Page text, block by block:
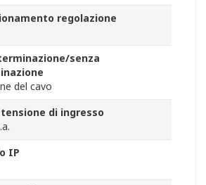
regolazione
senza
del cavo
di ingresso
IP